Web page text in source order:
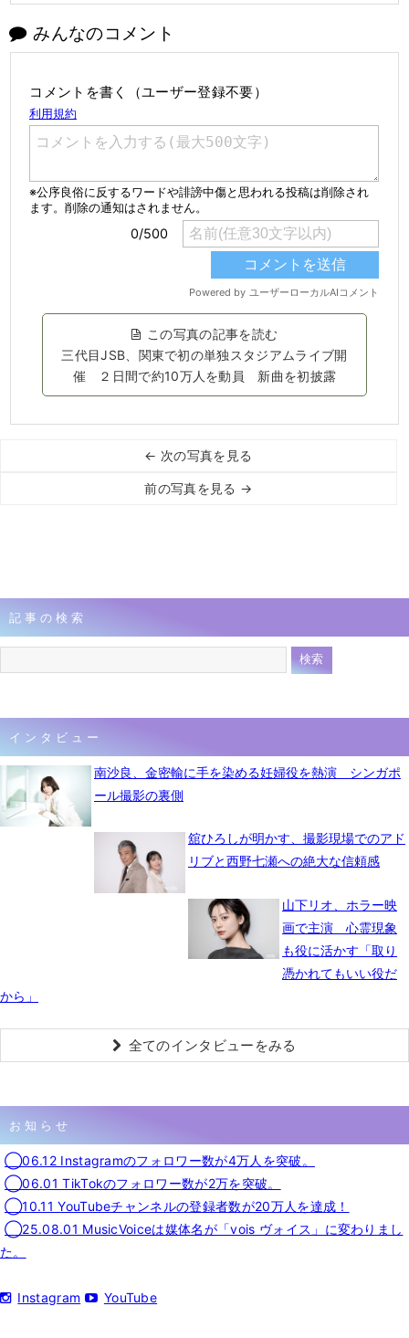
みんなのコメント
コメントを書く（ユーザー登録不要）
この写真の記事を読む
三代目JSB、関東で初の単独スタジアムライブ開
催 ２日間で約10万人を動員 新曲を初披露
← 次の写真を見る
前の写真を見る →
記事の検索
インタビュー
南沙良、金密輸に手を染める妊婦役を熱演 シンガポ
ール撮影の裏側
舘ひろしが明かす、撮影現場でのアド
リブと西野七瀬への絶大な信頼感
山下リオ、ホラー映
画で主演 心霊現象
も役に活かす「取り
憑かれてもいい役だ
から」
全てのインタビューをみる
お知らせ
◯06.12 Instagramのフォロワー数が4万人を突破。
◯06.01 TikTokのフォロワー数が2万を突破。
◯10.11 YouTubeチャンネルの登録者数が20万人を達成！
◯25.08.01 MusicVoiceは媒体名が「vois ヴォイス」に変わりまし
た。
Instagram YouTube